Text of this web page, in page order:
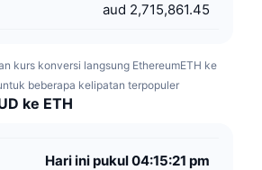
aud 2,715,861.45
kurs konversi langsung EthereumETH ke
beberapa kelipatan terpopuler
ke ETH
Hari ini pukul 04:15:21 pm